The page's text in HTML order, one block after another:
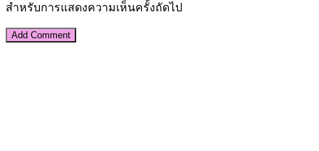
สำหรับการแสดงความเห็นครั้งถัดไป